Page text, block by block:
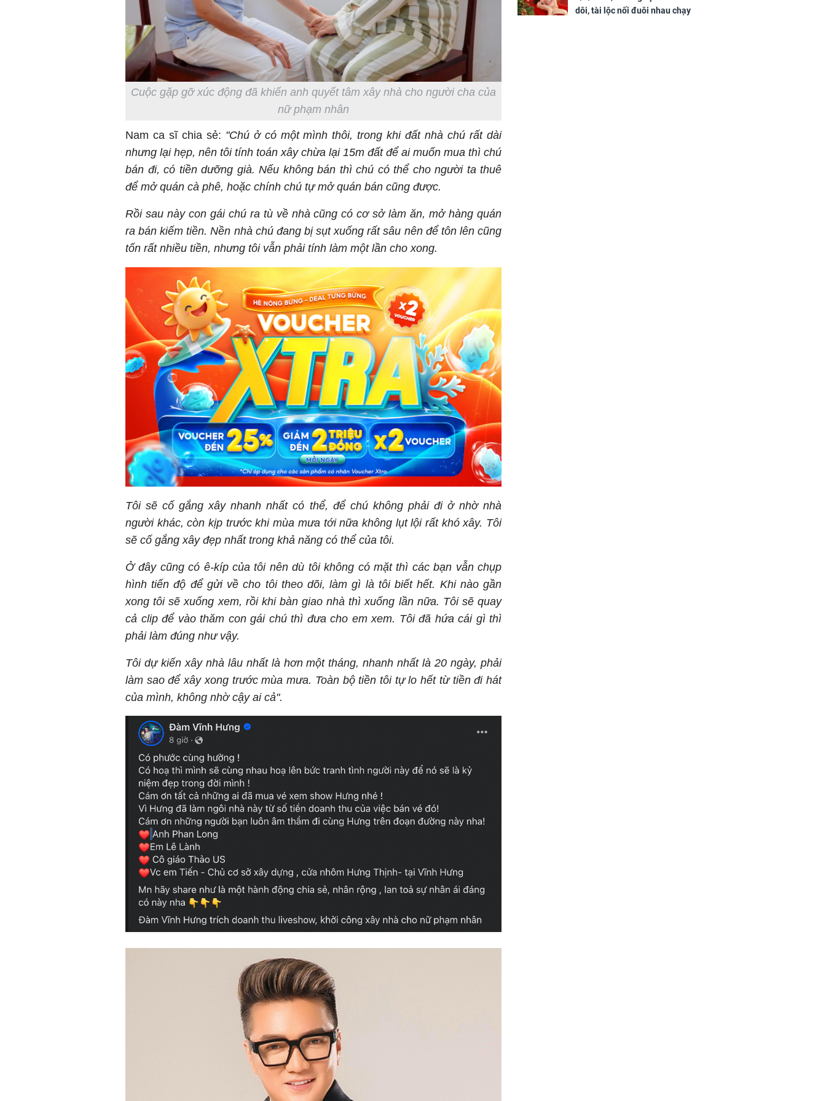
Cuộc gặp gỡ xúc động đã khiến anh quyết tâm xây nhà cho người cha của
nữ phạm nhân
Nam ca sĩ chia sẻ: "Chú ở có một mình thôi, trong khi đất nhà chú rất dài
nhưng lại hẹp, nên tôi tính toán xây chừa lại 15m đất để ai muốn mua thì chú
bán đi, có tiền dưỡng già. Nếu không bán thì chú có thể cho người ta thuê
để mở quán cà phê, hoặc chính chú tự mở quán bán cũng được.
Rồi sau này con gái chú ra tù về nhà cũng có cơ sở làm ăn, mở hàng quán
ra bán kiếm tiền. Nền nhà chú đang bị sụt xuống rất sâu nên để tôn lên cũng
tốn rất nhiều tiền, nhưng tôi vẫn phải tính làm một lần cho xong.
Tôi sẽ cố gắng xây nhanh nhất có thể, để chú không phải đi ở nhờ nhà
người khác, còn kịp trước khi mùa mưa tới nữa không lụt lội rất khó xây. Tôi
sẽ cố gắng xây đẹp nhất trong khả năng có thể của tôi.
Ở đây cũng có ê-kíp của tôi nên dù tôi không có mặt thì các bạn vẫn chụp
hình tiến độ để gửi về cho tôi theo dõi, làm gì là tôi biết hết. Khi nào gần
xong tôi sẽ xuống xem, rồi khi bàn giao nhà thì xuống lần nữa. Tôi sẽ quay
cả clip để vào thăm con gái chú thì đưa cho em xem. Tôi đã hứa cái gì thì
phải làm đúng như vậy.
Tôi dự kiến xây nhà lâu nhất là hơn một tháng, nhanh nhất là 20 ngày, phải
làm sao để xây xong trước mùa mưa. Toàn bộ tiền tôi tự lo hết từ tiền đi hát
của mình, không nhờ cậy ai cả".
dôi, tài lộc nối đuôi nhau chạy